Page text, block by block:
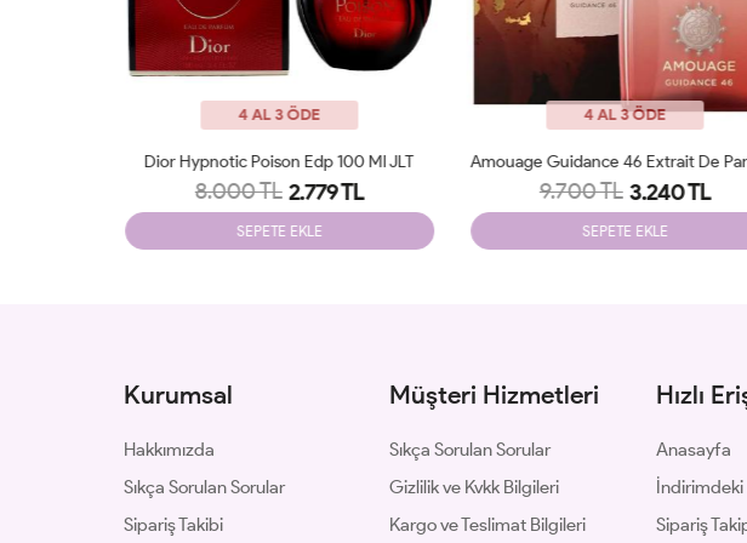
4 AL 3 ÖDE
9.700 TL 3.240 TL
SEPETE EKLE
4 AL 3 ÖDE
Parfums De Marly Delina EDP 75
8.700 TL 2.500 TL
SEPETE EKLE
Kurumsal
Hakkımızda
Sıkça Sorulan Sorular
Sipariş Takibi
Müşteri Hizmetleri
Sıkça Sorulan Sorular
Gizlilik ve Kvkk Bilgileri
Kargo ve Teslimat Bilgileri
Hızlı
Anasayfa
İndirimdeki
Sipariş